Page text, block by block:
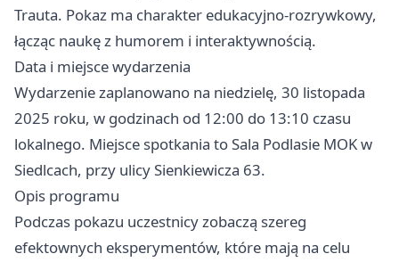
Trauta. Pokaz ma charakter edukacyjno-rozrywkowy,
łącząc naukę z humorem i interaktywnością.
Data i miejsce wydarzenia
Wydarzenie zaplanowano na niedzielę, 30 listopada
2025 roku, w godzinach od 12:00 do 13:10 czasu
lokalnego. Miejsce spotkania to Sala Podlasie MOK w
Siedlcach, przy ulicy Sienkiewicza 63.
Opis programu
Podczas pokazu uczestnicy zobaczą szereg
efektownych eksperymentów, które mają na celu